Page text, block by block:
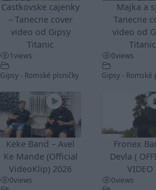
Castkovske cajenky
– Tanecne cover
video od Gipsy
Titanic
1views
Gipsy - Romské písničky
Majka a
Tanecne
video od
Titanic
0views
Gipsy - Romské
Keke Band – Avel
Ke Mande (Official
VideoKlip) 2026
0views
Fronex
Devla (
VIDEO
0views